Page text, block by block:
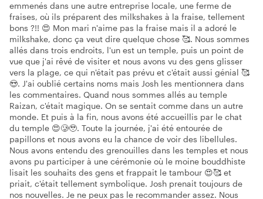
emmenés dans une autre entreprise locale, une ferme de
fraises, où ils préparent des milkshakes à la fraise, tellement
bons ?!! 😍 Mon mari n'aime pas la fraise mais il a adoré le
milkshake, donc ça veut dire quelque chose 🥰. Nous sommes
allés dans trois endroits, l'un est un temple, puis un point de
vue que j'ai rêvé de visiter et nous avons vu des gens glisser
vers la plage, ce qui n'était pas prévu et c'était aussi génial 🥰
😍. J'ai oublié certains noms mais Josh les mentionnera dans
les commentaires. Quand nous sommes allés au temple
Raizan, c'était magique. On se sentait comme dans un autre
monde. Et puis à la fin, nous avons été accueillis par le chat
du temple 😍🥲🥹. Toute la journée, j'ai été entourée de
papillons et nous avons eu la chance de voir des libellules.
Nous avons entendu des grenouilles dans les temples et nous
avons pu participer à une cérémonie où le moine bouddhiste
lisait les souhaits des gens et frappait le tambour 😍🥰 et
priait, c'était tellement symbolique. Josh prenait toujours de
nos nouvelles. Je ne peux pas le recommander assez. Nous